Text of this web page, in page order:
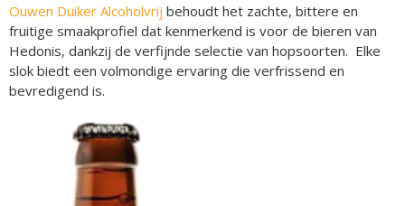
Ouwen Duiker Alcoholvrij behoudt het zachte, bittere en
fruitige smaakprofiel dat kenmerkend is voor de bieren van
Hedonis, dankzij de verfijnde selectie van hopsoorten. Elke
slok biedt een volmondige ervaring die verfrissend en
bevredigend is.